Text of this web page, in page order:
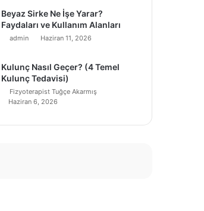
Beyaz Sirke Ne İşe Yarar?
Faydaları ve Kullanım Alanları
admin Haziran 11, 2026
Kulunç Nasıl Geçer? (4 Temel
Kulunç Tedavisi)
Fizyoterapist Tuğçe Akarmış
Haziran 6, 2026